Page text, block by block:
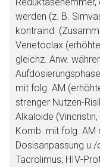
werden (z. B.
kontraind.
Venetoclax
gleichz. Anw.
mit folg. AM
strenger Nutzen-
Alkaloide (Vincristin,
Komb. mit folg. AM
Dosisanpassung
Tacrolimus; HIV-